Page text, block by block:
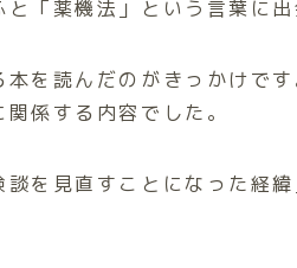
「薬機法」という言葉に出
を読んだのがきっかけです
係する内容でした。
を見直すことになった経